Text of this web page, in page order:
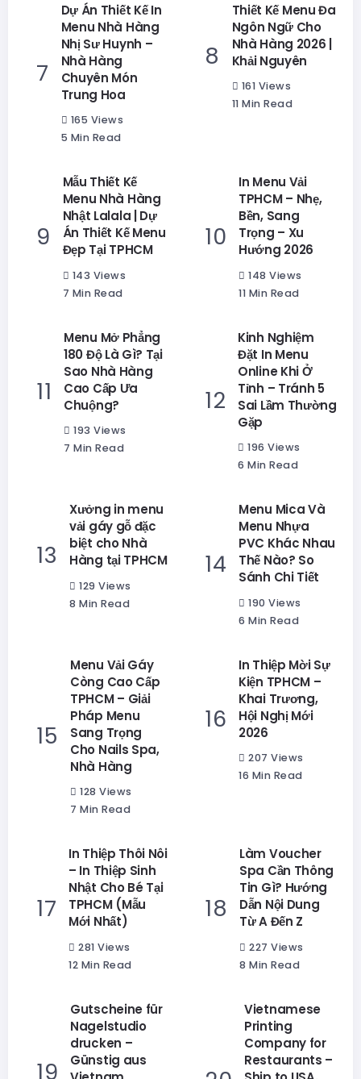
Dự Án Thiết Kế In
Menu Nhà Hàng
Nhị Sư Huynh –
Nhà Hàng
Chuyên Món
Trung Hoa
165 Views
5 Min Read
Thiết Kế Menu Đa
Ngôn Ngữ Cho
Nhà Hàng 2026 |
Khải Nguyên
161 Views
11 Min Read
Mẫu Thiết Kế
Menu Nhà Hàng
Nhật Lalala | Dự
Án Thiết Kế Menu
Đẹp Tại TPHCM
143 Views
7 Min Read
In Menu Vải
TPHCM – Nhẹ,
Bền, Sang
Trọng – Xu
Hướng 2026
148 Views
11 Min Read
Menu Mở Phẳng
180 Độ Là Gì? Tại
Sao Nhà Hàng
Cao Cấp Ưa
Chuộng?
193 Views
7 Min Read
Kinh Nghiệm
Đặt In Menu
Online Khi Ở
Tỉnh – Tránh 5
Sai Lầm Thường
Gặp
196 Views
6 Min Read
Xưởng in menu
vải gáy gỗ đặc
biệt cho Nhà
Hàng tại TPHCM
129 Views
8 Min Read
Menu Mica Và
Menu Nhựa
PVC Khác Nhau
Thế Nào? So
Sánh Chi Tiết
190 Views
6 Min Read
Menu Vải Gáy
Còng Cao Cấp
TPHCM – Giải
Pháp Menu
Sang Trọng
Cho Nails Spa,
Nhà Hàng
128 Views
7 Min Read
In Thiệp Mời Sự
Kiện TPHCM –
Khai Trương,
Hội Nghị Mới
2026
207 Views
16 Min Read
In Thiệp Thôi Nôi
– In Thiệp Sinh
Nhật Cho Bé Tại
TPHCM (Mẫu
Mới Nhất)
281 Views
12 Min Read
Làm Voucher
Spa Cần Thông
Tin Gì? Hướng
Dẫn Nội Dung
Từ A Đến Z
227 Views
8 Min Read
Gutscheine für
Nagelstudio
drucken –
Günstig aus
Vietnamese
Printing
Company for
Restaurants –